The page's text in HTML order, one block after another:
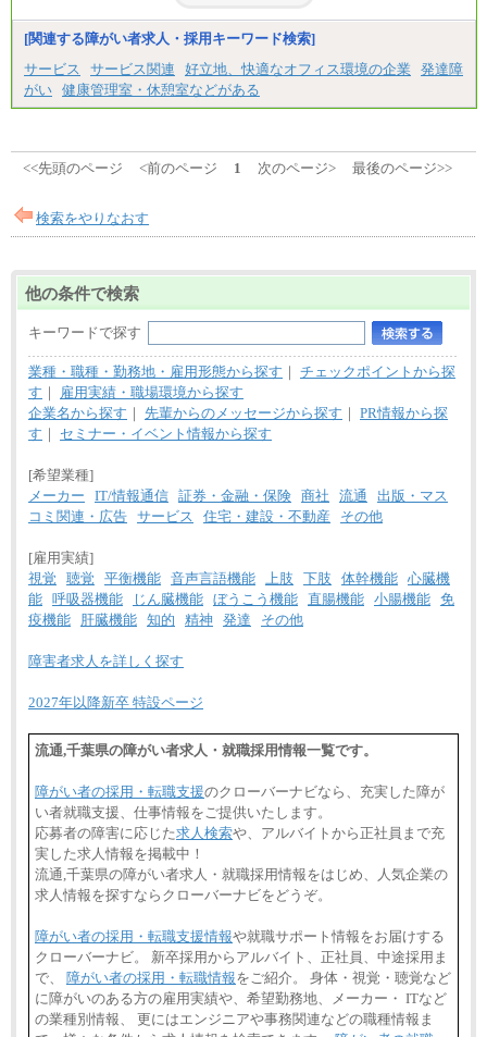
[関連する障がい者求人・採用キーワード検索]
サービス
サービス関連 好立地、快適なオフィス環境の企業
発達障
がい 健康管理室・休憩室などがある
<<先頭のページ <前のページ 1 次のページ> 最後のページ>>
検索をやりなおす
他の条件で検索
キーワードで探す
業種・職種・勤務地・雇用形態から探す ｜ チェックポイントから探
す ｜
雇用実績・職場環境から探す
企業名から探す ｜ 先輩からのメッセージから探す ｜ PR情報から探
す ｜ セミナー・イベント情報から探す
[希望業種]
メーカー
IT/情報通信 証券・金融・保険 商社 流通
出版・マス
コミ関連・広告 サービス 住宅・建設・不動産 その他
[雇用実績]
視覚
聴覚 平衡機能 音声言語機能 上肢 下肢 体幹機能 心臓機
能 呼吸器機能 じん臓機能 ぼうこう機能 直腸機能 小腸機能 免
疫機能
肝臓機能 知的 精神 発達 その他
障害者求人を詳しく探す
2027年以降新卒 特設ページ
流通,千葉県の障がい者求人・就職採用情報一覧です。
障がい者の採用・転職支援のクローバーナビなら、充実した障が
い者就職支援、仕事情報をご提供いたします。
応募者の障害に応じた求人検索や、アルバイトから正社員まで充
実した求人情報を掲載中！
流通,千葉県の障がい者求人・就職採用情報をはじめ、人気企業の
求人情報を探すならクローバーナビをどうぞ。
障がい者の採用・転職支援情報や就職サポート情報をお届けする
クローバーナビ。 新卒採用からアルバイト、正社員、中途採用ま
で、 障がい者の採用・転職情報をご紹介。 身体・視覚・聴覚など
に障がいのある方の雇用実績や、希望勤務地、メーカー・ ITなど
の業種別情報、 更にはエンジニアや事務関連などの職種情報ま